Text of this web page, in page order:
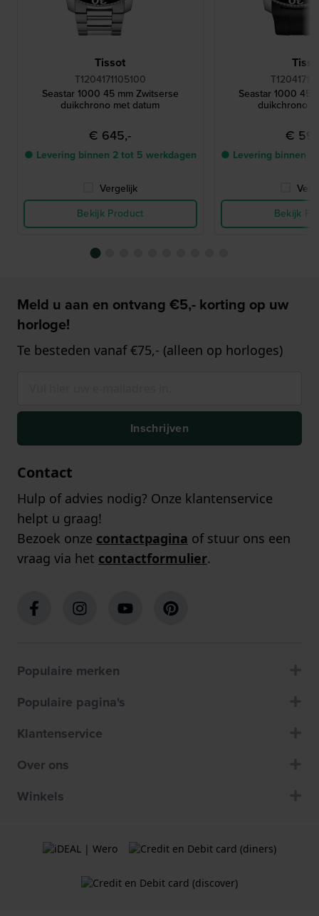
Tissot
T1204171105100
Seastar 1000 45 mm Zwitserse
duikchrono met datum
€ 645,-
● Levering binnen 2 tot 5 werkdagen
Vergelijk
Bekijk Product
Seastar 1000 45
duikchrono
€
● Levering binnen
Bekijk
Meld u aan en ontvang €5,- korting op uw
horloge!
Te besteden vanaf €75,- (alleen op horloges)
Inschrijven
Contact
Hulp of advies nodig? Onze klantenservice
helpt u graag!
Bezoek onze contactpagina of stuur ons een
vraag via het contactformulier.
Populaire merken
Populaire pagina's
Klantenservice
Over ons
Winkels